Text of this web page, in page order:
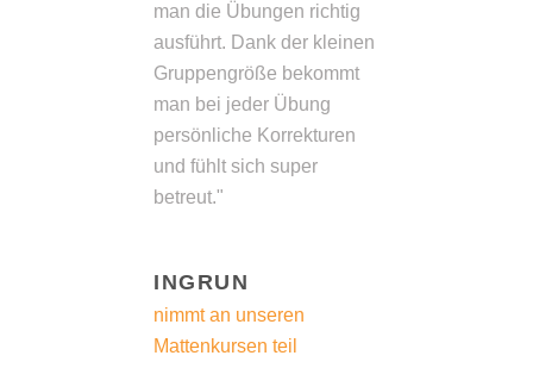
man die Übungen richtig
ausführt. Dank der kleinen
Gruppengröße bekommt
man bei jeder Übung
persönliche Korrekturen
und fühlt sich super
betreut."
INGRUN
nimmt an unseren
Mattenkursen teil